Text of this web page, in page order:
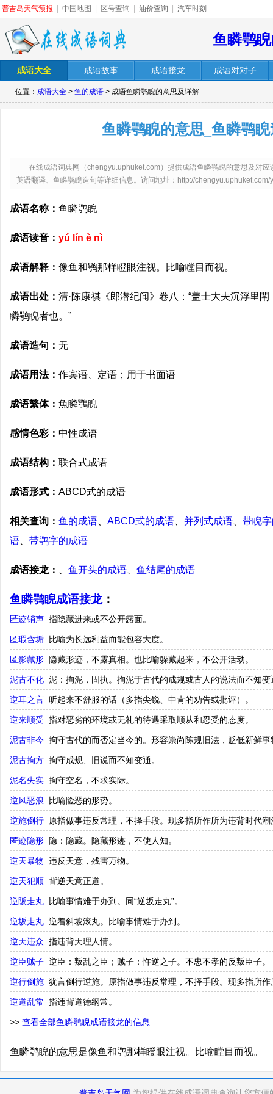
普吉岛天气预报 中国地图 区号查询 油价查询 汽车时刻
鱼瞵鹗
成语大全 成语故事 成语接龙 成语对对子
位置： 成语大全 > 鱼的成语 > 成语鱼瞵鹗睨的意思及详解
鱼瞵鹗睨的意思_鱼瞵鹗
在线成语词典网（chengyu.uphuket.com）提供成语鱼瞵鹗睨的意思及对
英语翻译、鱼瞵鹗睨造句等详细信息。访问地址：http://
成语名称： 鱼瞵鹗睨
成语读音： yú lín è nì
成语解释： 像鱼和鹗那样瞪眼注视。比喻瞠目而视。
成语出处： 清·陈康祺《郎潜纪闻》卷八：“盖士大夫沉浮里
瞵鹗睨者也。”
成语造句： 无
成语用法： 作宾语、定语；用于书面语
成语繁体： 魚瞵鶚睨
感情色彩： 中性成语
成语结构： 联合式成语
成语形式： ABCD式的成语
相关查询： 鱼的成语 ABCD式的成语 并列式成语
带睨
语
带鹗字的成语
成语接龙： 鱼开头的成语 鱼结尾的成语
鱼瞵鹗睨成语接龙：
匿迹销声 指隐藏进来或不公开露面。
匿瑕含垢 比喻为长远利益而能包容大度。
匿影藏形 隐藏形迹，不露真相。也比喻躲藏起来，不公开活动。
泥古不化 泥：拘泥，固执。拘泥于古代的成规或古人的说法而不知变
逆耳之言 听起来不舒服的话（多指尖锐、中肯的劝告或批评）。
逆来顺受 指对恶劣的环境或无礼的待遇采取顺从和忍受的态度。
泥古非今 拘守古代的而否定当今的。形容崇尚陈规旧法，贬低新鲜事
泥古拘方 拘守成规、旧说而不知变通。
泥名失实 拘守空名，不求实际。
逆风恶浪 比喻险恶的形势。
逆施倒行 原指做事违反常理，不择手段。现多指所作所为违背时代
匿迹隐形 隐：隐藏。隐藏形迹，不使人知。
逆天暴物 违反天意，残害万物。
逆天犯顺 背逆天意正道。
逆阪走丸 比喻事情难于办到。同“逆坂走丸”。
逆坂走丸 逆着斜坡滚丸。比喻事情难于办到。
逆天违众 指违背天理人情。
逆臣贼子 逆臣：叛乱之臣；贼子：忤逆之子。不忠不孝的反叛臣子。
逆行倒施 犹言倒行逆施。原指做事违反常理，不择手段。现多指所
逆道乱常 指违背道德纲常。
>> 查看全部鱼瞵鹗睨成语接龙的信息
鱼瞵鹗睨的意思是像鱼和鹗那样瞪眼注视。比喻瞠目而视。